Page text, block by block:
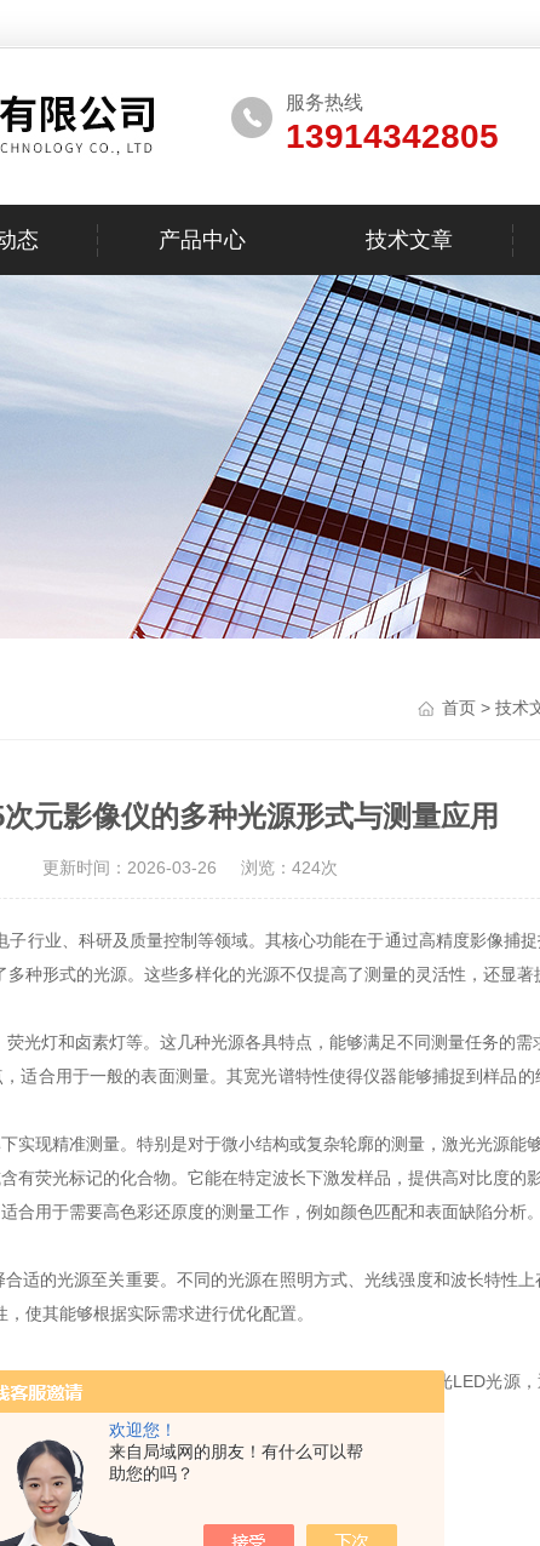
欢迎您！
来自局域网的朋友！有什么可以帮
助您的吗？
服务热线
13914342805
态 产品中心 技术文章
首页 > 技术
元影像仪的多种光源形式与测量应用
更新时间：2026-03-26 浏览：424次
业、科研及质量控制等领域。其核心功能在于通过高精度影像捕
种形式的光源。这些多样化的光源不仅提高了测量的灵活性，还显著
光灯和卤素灯等。这几种光源各具特点，能够满足不同测量任务的需
合用于一般的表面测量。其宽光谱特性使得仪器能够捕捉到样品
现精准测量。特别是对于微小结构或复杂轮廓的测量，激光光源能
荧光标记的化合物。它能在特定波长下激发样品，提供高对比度的影
用于需要高色彩还原度的测量工作，例如颜色匹配和表面缺陷分析。
的光源至关重要。不同的光源在照明方式、光线强度和波长特性
使其能够根据实际需求进行优化配置。
。例如，在检测复杂三维结构时，可以结合激光和白光LED光源，
单一导致的测量误差。